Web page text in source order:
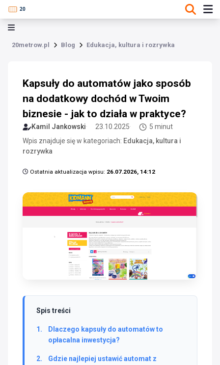
20metrow.pl Blog Edukacja, kultura i rozrywka
Kapsuły do automatów jako sposób
na dodatkowy dochód w Twoim
biznesie - jak to działa w praktyce?
Kamil Jankowski 23.10.2025
5 minut
Wpis znajduje się w kategoriach: Edukacja, kultura i
rozrywka
Ostatnia aktualizacja wpisu: 26.07.2026, 14:12
Spis treści
Dlaczego kapsuły do automatów to
opłacalna inwestycja?
Gdzie najlepiej ustawić automat z